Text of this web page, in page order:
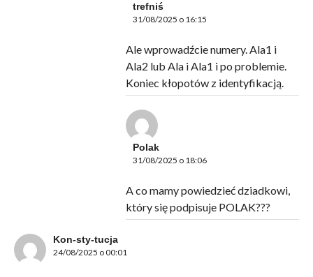
trefniś
31/08/2025 o 16:15
Ale wprowadźcie numery. Ala1 i
Ala2 lub Ala i Ala1 i po problemie.
Koniec kłopotów z identyfikacją.
Polak
31/08/2025 o 18:06
A co mamy powiedzieć dziadkowi,
który się podpisuje POLAK???
Kon-sty-tucja
24/08/2025 o 00:01